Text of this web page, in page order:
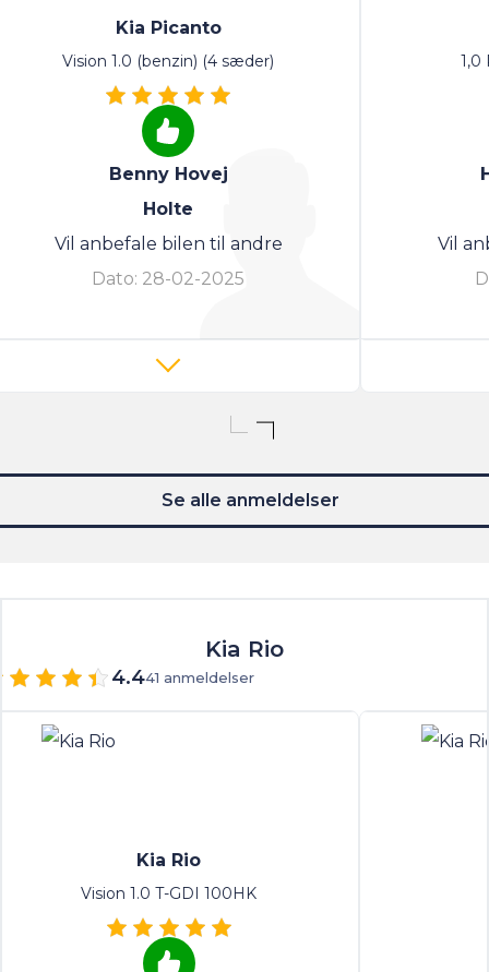
Kia Picanto
Vision 1.0 (benzin) (4 sæder)
Benny Hovej
Holte
Vil anbefale bilen til andre
Dato: 28-02-2025
1,0
Vil
Se alle anmeldelser
Kia Rio
4.441 anmeldelser
Kia Rio
Vision 1.0 T-GDI 100HK